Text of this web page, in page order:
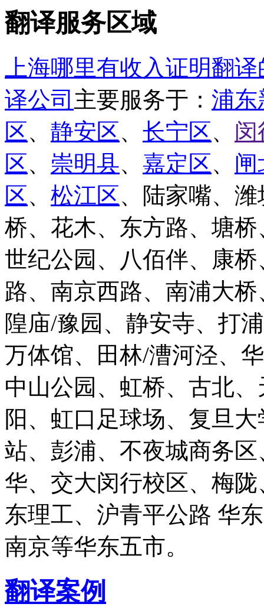
翻译服务区域
上海哪里有收入证明翻
译公司 主要服务于： 浦东
区、 静安区、 长宁区、 闵
区、 崇明县、 嘉定区、 闸
区、 松江区、陆家嘴、
桥、花木、东方路、塘
世纪公园、八佰伴、康
路、南京西路、南浦大
隍庙/豫园、静安寺、打
万体馆、田林/漕河泾、
中山公园、虹桥、古北
阳、虹口足球场、复旦
站、彭浦、不夜城商务
华、交大闵行校区、梅
东理工、沪青平公路 华
南京等华东五市。
翻译案例